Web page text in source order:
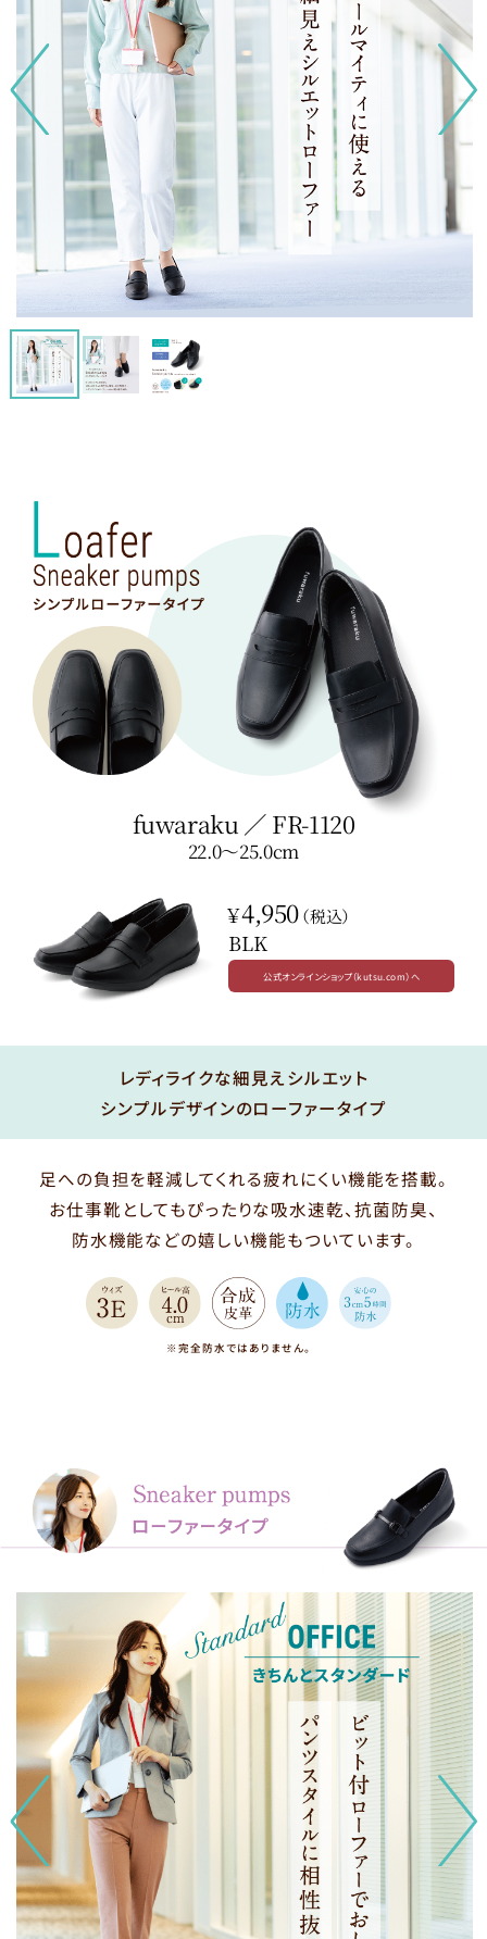
fuwaraku ／FR-1120
22.0〜25.0cm
￥4,950（税込）
BLK
公式オンラインショップ（kutsu.com）へ
レディライクな細見えシルエット
シンプルデザインのローファータイプ
足への負担を軽減してくれる疲れにくい機能を搭載。
お仕事靴としてもぴったりな吸水速乾、抗菌防臭、
防水機能などの嬉しい機能もついています。
※完全防水ではありません。